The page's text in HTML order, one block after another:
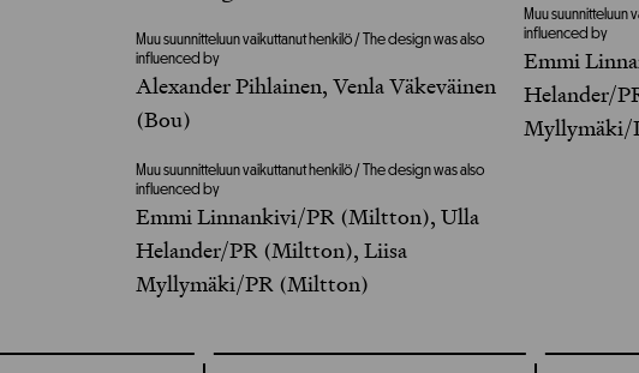
Muu suunnitteluun vaikuttanut henkilö / The design was also
influenced by
Alexander Pihlainen, Venla Väkeväinen
(Bou)
Muu suunnitteluun vaikuttanut henkilö / The design was also
influenced by
Emmi Linnankivi/PR (Miltton), Ulla
Helander/PR (Miltton), Liisa
Myllymäki/PR (Miltton)
Muu suunnitteluun
influenced by
Emmi
Helander/